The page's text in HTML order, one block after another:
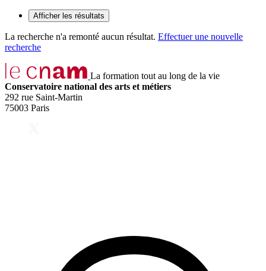
Afficher les résultats
La recherche n'a remonté aucun résultat. Effectuer une nouvelle
recherche
La formation tout au long de la vie
Conservatoire national des arts et métiers
292 rue Saint-Martin
75003 Paris